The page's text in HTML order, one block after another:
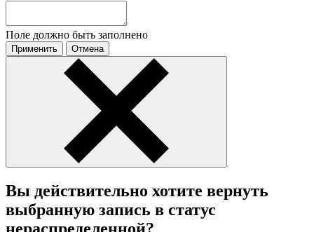
Поле должно быть заполнено
Применить Отмена
Вы действительно хотите вернуть
выбранную запись в статус
нераспределенной?